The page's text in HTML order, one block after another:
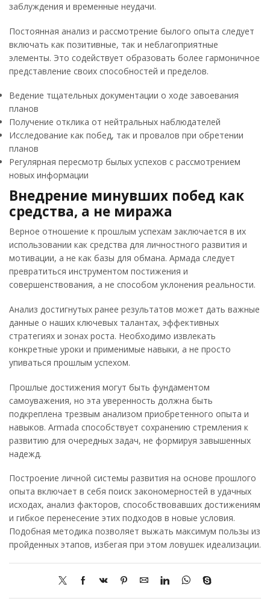
заблуждения и временные неудачи.
Постоянная анализ и рассмотрение былого опыта следует
включать как позитивные, так и неблагоприятные
элементы. Это содействует образовать более гармоничное
представление своих способностей и пределов.
Ведение тщательных документации о ходе завоевания
планов
Получение отклика от нейтральных наблюдателей
Исследование как побед, так и провалов при обретении
планов
Регулярная пересмотр былых успехов с рассмотрением
новых информации
Внедрение минувших побед как
средства, а не миража
Верное отношение к прошлым успехам заключается в их
использовании как средства для личностного развития и
мотивации, а не как базы для обмана. Армада следует
превратиться инструментом постижения и
совершенствования, а не способом уклонения реальности.
Анализ достигнутых ранее результатов может дать важные
данные о наших ключевых талантах, эффективных
стратегиях и зонах роста. Необходимо извлекать
конкретные уроки и применимые навыки, а не просто
упиваться прошлым успехом.
Прошлые достижения могут быть фундаментом
самоуважения, но эта уверенность должна быть
подкреплена трезвым анализом приобретенного опыта и
навыков. Armada способствует сохранению стремления к
развитию для очередных задач, не формируя завышенных
надежд.
Построение личной системы развития на основе прошлого
опыта включает в себя поиск закономерностей в удачных
исходах, анализ факторов, способствовавших достижениям
и гибкое перенесение этих подходов в новые условия.
Подобная методика позволяет выжать максимум пользы из
пройденных этапов, избегая при этом ловушек идеализации.